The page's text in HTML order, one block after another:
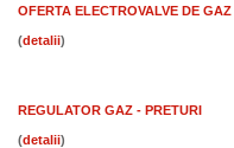
OFERTA ELECTROVALVE DE GAZ
( )
REGULATOR GAZ - PRETURI
( )